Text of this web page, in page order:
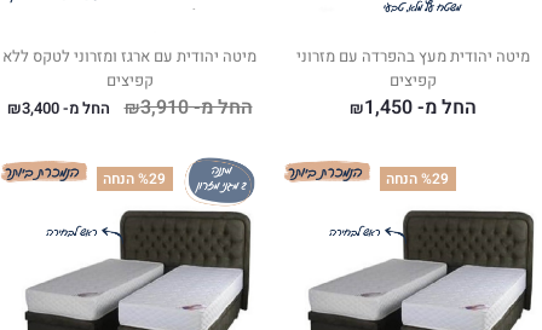
מיטה יהודית מעץ בהפרדה עם מזרוני
קפיצים
החל מ- ₪1,450
מיטה יהודית עם ארגז ומזרוני לטקס ללא
קפיצים
החל מ- ₪3,910 החל מ- ₪3,400
%29 הנחה %29 הנחה